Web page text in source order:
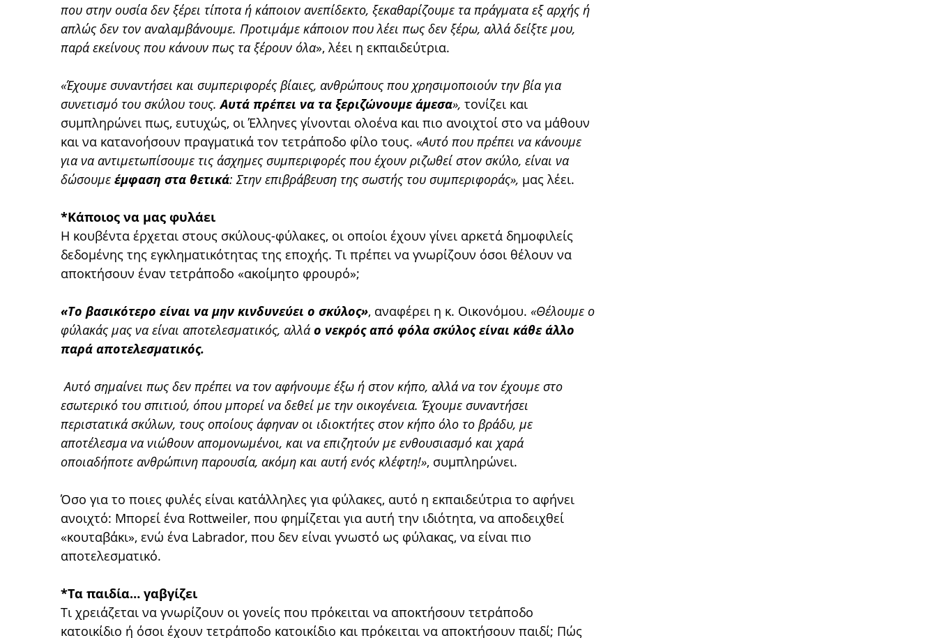
που στην ουσία δεν ξέρει τίποτα ή κάποιον ανεπίδεκτο, ξεκαθαρίζουμε τα πράγματα εξ αρχής ή
απλώς δεν τον αναλαμβάνουμε. Προτιμάμε κάποιον που λέει πως δεν ξέρω, αλλά δείξτε μου,
παρά εκείνους που κάνουν πως τα ξέρουν όλα», λέει η εκπαιδεύτρια.
«Έχουμε συναντήσει και συμπεριφορές βίαιες, ανθρώπους που χρησιμοποιούν την βία για
συνετισμό του σκύλου τους.Αυτά πρέπει να τα ξεριζώνουμε άμεσα», τονίζει και
συμπληρώνει πως, ευτυχώς, οι Έλληνες γίνονται ολοένα και πιο ανοιχτοί στο να μάθουν
και να κατανοήσουν πραγματικά τον τετράποδο φίλο τους. «Αυτό που πρέπει να κάνουμε
για να αντιμετωπίσουμε τις άσχημες συμπεριφορές που έχουν ριζωθεί στον σκύλο, είναι να
δώσουμε έμφαση στα θετικά: Στην επιβράβευση της σωστής του συμπεριφοράς», μας λέει.
*Κάποιος να μας φυλάει
Η κουβέντα έρχεται στους σκύλους-φύλακες, οι οποίοι έχουν γίνει αρκετά δημοφιλείς
δεδομένης της εγκληματικότητας της εποχής. Τι πρέπει να γνωρίζουν όσοι θέλουν να
αποκτήσουν έναν τετράποδο «ακοίμητο φρουρό»;
«Το βασικότερο είναι να μην κινδυνεύει ο σκύλος», αναφέρει η κ. Οικονόμου. «Θέλουμε ο
φύλακάς μας να είναι αποτελεσματικός, αλλά ο νεκρός από φόλα σκύλος είναι κάθε άλλο
παρά αποτελεσματικός.
Αυτό σημαίνει πως δεν πρέπει να τον αφήνουμε έξω ή στον κήπο, αλλά να τον έχουμε στο
εσωτερικό του σπιτιού, όπου μπορεί να δεθεί με την οικογένεια. Έχουμε συναντήσει
περιστατικά σκύλων, τους οποίους άφηναν οι ιδιοκτήτες στον κήπο όλο το βράδυ, με
αποτέλεσμα να νιώθουν απομονωμένοι, και να επιζητούν με ενθουσιασμό και χαρά
οποιαδήποτε ανθρώπινη παρουσία, ακόμη και αυτή ενός κλέφτη!», συμπληρώνει.
Όσο για το ποιες φυλές είναι κατάλληλες για φύλακες, αυτό η εκπαιδεύτρια το αφήνει
ανοιχτό: Μπορεί ένα Rottweiler, που φημίζεται για αυτή την ιδιότητα, να αποδειχθεί
«κουταβάκι», ενώ ένα Labrador, που δεν είναι γνωστό ως φύλακας, να είναι πιο
αποτελεσματικό.
*Τα παιδία… γαβγίζει
Τι χρειάζεται να γνωρίζουν οι γονείς που πρόκειται να αποκτήσουν τετράποδο
κατοικίδιο ή όσοι έχουν τετράποδο κατοικίδιο και πρόκειται να αποκτήσουν παιδί; Πώς